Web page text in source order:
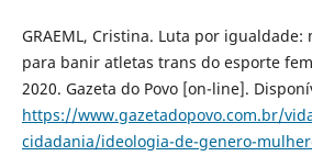
GRAEML, Cristina. Luta por
para banir atletas trans do esporte
2020. Gazeta do Povo [on-line].
https://www.gazetadopovo.com.br/
cidadania/ideologia-de-genero-